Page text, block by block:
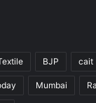
BJP cait
Mumbai